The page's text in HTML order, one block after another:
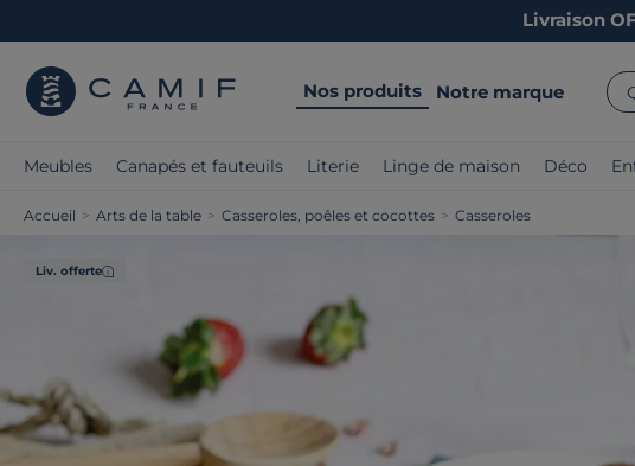
Livraison
Nos produits Notre marque
Meubles Canapés et fauteuils Literie Linge de maison Déco
Accueil > Arts de la table > Casseroles, poêles et cocottes > Casseroles
Liv. offerte